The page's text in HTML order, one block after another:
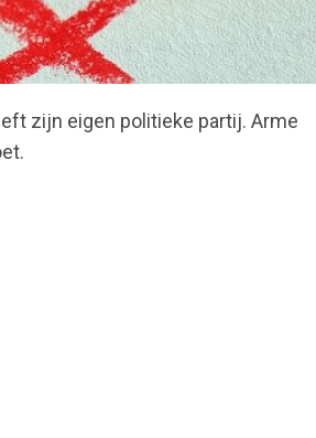
zijn eigen politieke partij. Arme